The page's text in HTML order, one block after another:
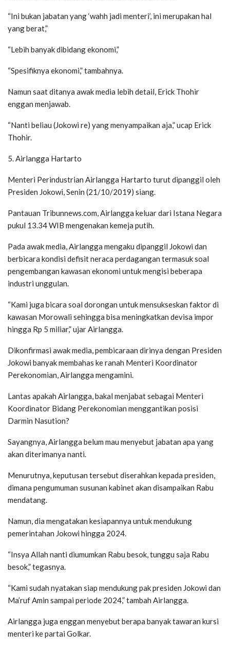
“Ini bukan jabatan yang ‘wahh jadi menteri’, ini merupakan hal
yang berat,”
“Lebih banyak dibidang ekonomi,”
“Spesifiknya ekonomi,” tambahnya.
Namun saat ditanya awak media lebih detail, Erick Thohir
enggan menjawab.
“Nanti beliau (Jokowi re) yang menyampaikan aja,” ucap Erick
Thohir.
5. Airlangga Hartarto
Menteri Pe‎rindustrian Airlangga Hartarto turut dipanggil oleh
Presiden Jokowi, Senin (21/10/2019) siang.
Pantauan Tribunnews.com, Airlangga keluar dari Istana Negara
pukul 13.34 WIB mengenakan kemeja putih.
Pada awak media, Airlangga mengaku dipanggil Jokowi dan
berbicara kondisi defisit neraca perdagangan termasuk soal
pengembangan kawasan ekonomi untuk mengisi beberapa
industri unggulan.
“Kami juga bicara soal dorongan untuk mensukseskan faktor di
kawasan Morowali sehingga bisa meningkatkan devisa impor
hingga Rp 5 miliar,” ujar Airlangga.
Dikonfirmasi awak media, pembicaraan dirinya dengan Presiden
Jokowi banyak membahas ke ranah Menteri Koordinator
Perekonomian, Airlangga mengamini.
Lantas apakah Airlangga, bakal menjabat sebagai Menteri
Koordinator Bidang Perekonomian menggantikan posisi
Darmin Nasution?
Sayangnya, Airlangga belum mau menyebut jabatan apa yang
akan diterimanya nanti.
Menurutnya, keputusan tersebut diserahkan kepada presiden,
dimana pengumuman susunan kabinet akan disampaikan Rabu
mendatang.
Namun, dia mengatakan kesiapannya untuk mendukung
pemerintahan Jokowi hingga 2024.
“Insya Allah nanti diumumkan Rabu besok, tunggu saja Rabu
besok,” tegasnya.
“Kami sudah nyatakan siap mendukung pak presiden Jokowi dan
Ma’ruf Amin sampai periode 2024,” tambah Airlangga.
Airlangga juga enggan menyebut berapa banyak tawaran kursi
menteri ke partai Golkar.